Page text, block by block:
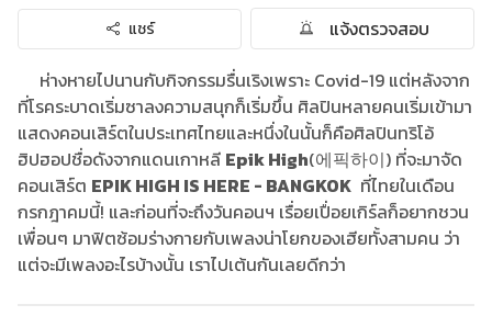
แชร์
แจ้งตรวจสอบ
ห่างหายไปนานกับกิจกรรมรื่นเริงเพราะ Covid-19 แต่หลังจาก
ที่โรคระบาดเริ่มซาลงความสนุกก็เริ่มขึ้น ศิลปินหลายคนเริ่มเข้ามา
แสดงคอนเสิร์ตในประเทศไทยและหนึ่งในนั้นก็คือศิลปินทริโอ้
ฮิปฮอปชื่อดังจากแดนเกาหลี Epik High(에픽하이) ที่จะมาจัด
คอนเสิร์ต EPIK HIGH IS HERE - BANGKOK ที่ไทยในเดือน
กรกฎาคมนี้! และก่อนที่จะถึงวันคอนฯ เรื่อยเปื่อยเกิร์ลก็อยากชวน
เพื่อนๆ มาฟิตซ้อมร่างกายกับเพลงน่าโยกของเฮียทั้งสามคน ว่า
แต่จะมีเพลงอะไรบ้างนั้น เราไปเต้นกันเลยดีกว่า